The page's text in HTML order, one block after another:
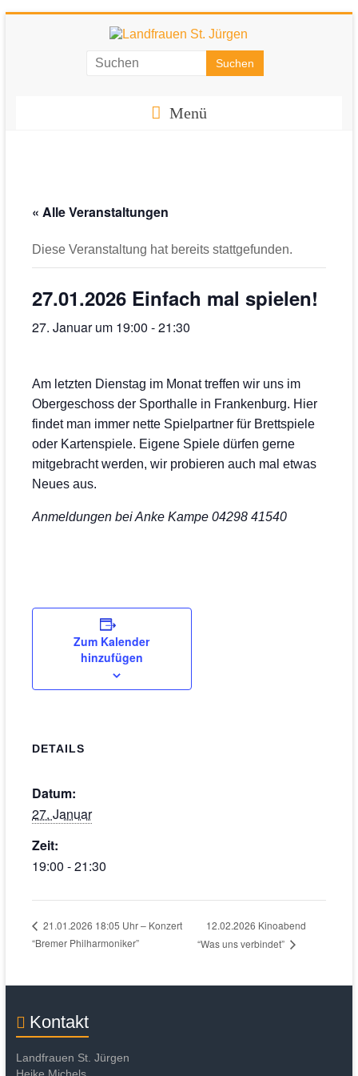
Landfrauen
eine
Gesellschaft
Menü
« Alle Veranstaltungen
Diese Veranstaltung hat bereits stattgefunden.
27.01.2026 Einfach mal spielen!
27. Januar um 19:00 -21:30
Am letzten Dienstag im Monat treffen wir uns im
Obergeschoss der Sporthalle in Frankenburg. Hier
findet man immer nette Spielpartner für Brettspiele
oder Kartenspiele. Eigene Spiele dürfen gerne
mitgebracht werden, wir probieren auch mal etwas
Neues aus.
Anmeldungen bei Anke Kampe 04298 41540
Zum Kalender
hinzufügen
DETAILS
Datum:
27. Januar
Zeit:
19:00 - 21:30
21.01.2026 18:05 Uhr – Konzert
“Bremer Philharmoniker”
12.02.2026 Kinoabend
“Was uns verbindet”
Kontakt
Landfrauen St. Jürgen